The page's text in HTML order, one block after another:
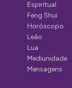
Espiritual
Feng Shui
Horóscopo
Leão
Lua
Mediunidade
Mensagens